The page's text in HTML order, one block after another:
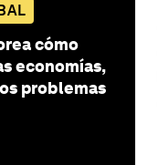
cómo
economías,
problemas